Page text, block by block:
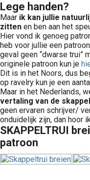
Lege handen?
Maar ik kan jullie
zitten en ben aan het
Hier vond ik genoeg
heb voor jullie een
geval geen “dwarse trui”
originele patroon kun je
Dit is in het Noors, dus
op ravelry kun je een
Maar in het Nederlands,
vertaling van de
geen ervaren schrijver/
onduidelijk zijn, dan hoor
SKAPPELTRUI
patroon